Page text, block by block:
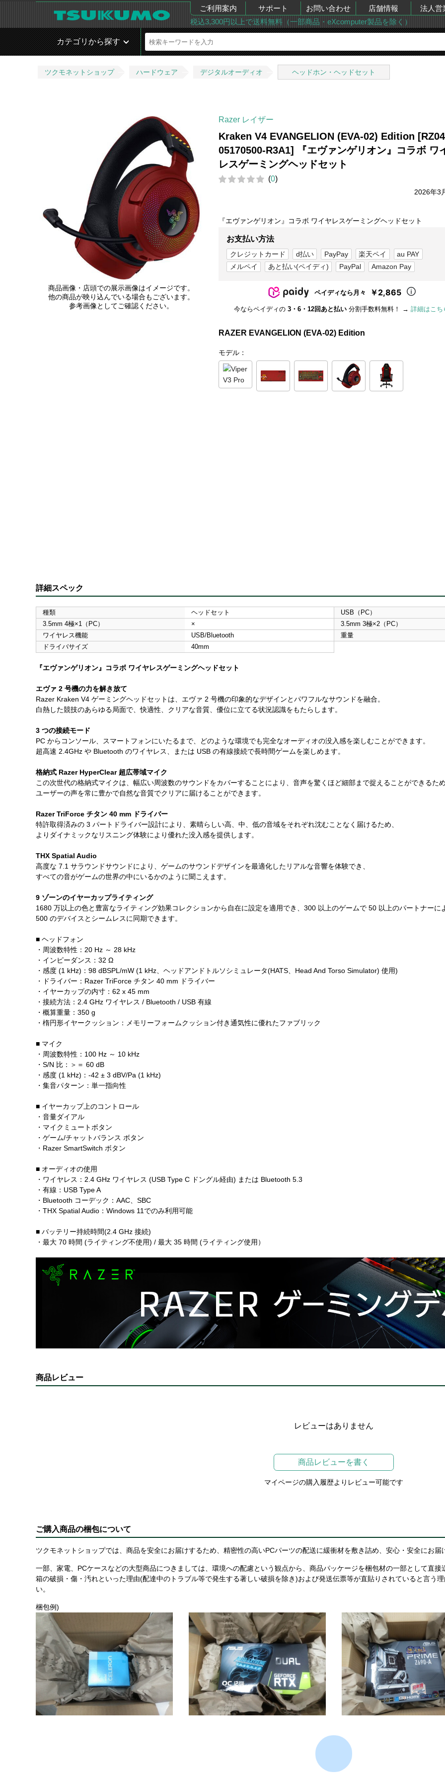
ご利用案内 サポート お問い合わせ 店舗情報
法人営
税込3,300円以上で送料無料（一部商品・eXcomputer製品を除く）
カテゴリから探す
ツクモネットショップ ハードウェア デジタルオーディオ ヘッドホン・ヘッドセット
商品画像・店頭での展示画像はイメージです。
他の商品が映り込んでいる場合もございます。
参考画像としてご確認ください。
Razer レイザー
Kraken V4 EVANGELION (EVA-02) Edition
05170500-R3A1] 『エヴァンゲリオン』コラボ ワ
レスゲーミングヘッドセット
(0)
2026年3
『エヴァンゲリオン』コラボ ワイヤレスゲーミングヘッドセット
お支払い方法
クレジットカード d払い PayPay 楽天ペイ
au PAY
メルペイ
あと払い(ペイディ) PayPal Amazon Pay
ペイディなら月々 ￥2,865
今ならペイディの 3・6・12回あと払い 分割手数料無料！ → 詳細はこち
RAZER EVANGELION (EVA-02) Edition
モデル：
詳細スペック
種類 ヘッドセット
USB（PC）
3.5mm 4極×1（PC）
×
3.5mm 3極×2（PC）
ワイヤレス機能
USB/Bluetooth
重量
ドライバサイズ
40mm
『エヴァンゲリオン』コラボ ワイヤレスゲーミングヘッドセット
エヴァ 2 号機の力を解き放て
Razer Kraken V4 ゲーミングヘッドセットは、エヴァ 2 号機の印象的なデザインとパワフルなサウンドを融合。
白熱した競技のあらゆる局面で、快適性、クリアな音質、優位に立てる状況認識をもたらします。
3 つの接続モード
PC からコンソール、スマートフォンにいたるまで、どのような環境でも完全なオーディオの没入感を楽しむことができます。
超高速 2.4GHz や Bluetooth のワイヤレス、または USB の有線接続で長時間ゲームを楽しめます。
格納式 Razer HyperClear 超広帯域マイク
この次世代の格納式マイクは、幅広い周波数のサウンドをカバーすることにより、音声を驚くほど細部まで捉えることができるた
ユーザーの声を常に豊かで自然な音質でクリアに届けることができます。
Razer TriForce チタン 40 mm ドライバー
特許取得済みの 3 パートドライバー設計により、素晴らしい高、中、低の音域をそれぞれ沈むことなく届けるため、
よりダイナミックなリスニング体験により優れた没入感を提供します。
THX Spatial Audio
高度な 7.1 サラウンドサウンドにより、ゲームのサウンドデザインを最適化したリアルな音響を体験でき、
すべての音がゲームの世界の中にいるかのように聞こえます。
9 ゾーンのイヤーカップライティング
1680 万以上の色と豊富なライティング効果コレクションから自在に設定を適用でき、300 以上のゲームで 50 以上のパートナーに
500 のデバイスとシームレスに同期できます。
■ ヘッドフォン
・周波数特性：20 Hz ～ 28 kHz
・インピーダンス：32 Ω
・感度 (1 kHz)：98 dBSPL/mW (1 kHz、ヘッドアンドトルソシミュレータ(HATS、Head And Torso Simulator) 使用)
・ドライバー：Razer TriForce チタン 40 mm ドライバー
・イヤーカップの内寸：62 x 45 mm
・接続方法：2.4 GHz ワイヤレス / Bluetooth / USB 有線
・概算重量：350 g
・楕円形イヤークッション：メモリーフォームクッション付き通気性に優れたファブリック
■ マイク
・周波数特性：100 Hz ～ 10 kHz
・S/N 比：＞＝ 60 dB
・感度 (1 kHz)：-42 ± 3 dBV/Pa (1 kHz)
・集音パターン：単一指向性
■ イヤーカップ上のコントロール
・音量ダイアル
・マイクミュートボタン
・ゲーム/チャットバランス ボタン
・Razer SmartSwitch ボタン
■ オーディオの使用
・ワイヤレス：2.4 GHz ワイヤレス (USB Type C ドングル経由) または Bluetooth 5.3
・有線：USB Type A
・Bluetooth コーデック：AAC、SBC
・THX Spatial Audio：Windows 11でのみ利用可能
■ バッテリー持続時間(2.4 GHz 接続)
・最大 70 時間 (ライティング不使用) / 最大 35 時間 (ライティング使用）
商品レビュー
レビューはありません
商品レビューを書く
マイページの購入履歴よりレビュー可能です
ご購入商品の梱包について
ツクモネットショップでは、商品を安全にお届けするため、精密性の高いPCパーツの配送に緩衝材を敷き詰め、安心・安全にお
一部、家電、PCケースなどの大型商品につきましては、環境への配慮という観点から、商品パッケージを梱包材の一部として直
箱の破損・傷・汚れといった理由(配達中のトラブル等で発生する著しい破損を除き)および発送伝票等が直貼りされていると言う
い。
梱包例)